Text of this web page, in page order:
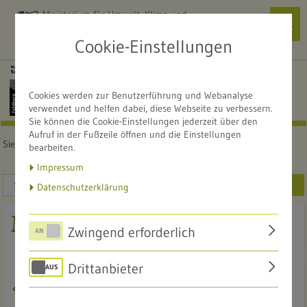
Ministerium für Umwelt, Klima und
Alle Naturschutzzentren
Südschwarzwald
Sie sind hier: Startseite
Mediathek
Cookie-Einstellungen
Cookies werden zur Benutzerführung und Webanalyse
verwendet und helfen dabei, diese Webseite zu verbessern.
Sie können die Cookie-Einstellungen jederzeit über den
Aufruf in der Fußzeile öffnen und die Einstellungen
bearbeiten.
Impressum
Datenschutzerklärung
Zwingend erforderlich
Drittanbieter